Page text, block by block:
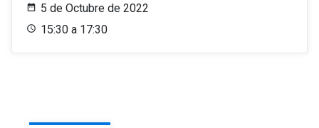
5 de Octubre de 2022
15:30 a 17:30